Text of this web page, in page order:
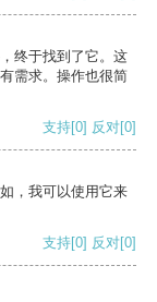
终于找到了它。这
需求。操作也很简
支持[0] 反对[0]
，我可以使用它来
支持[0] 反对[0]